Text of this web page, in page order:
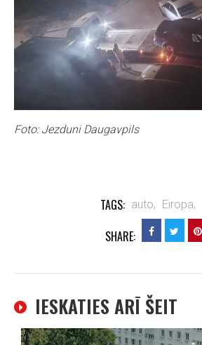
Foto: Jezduni Daugavpils
TAGS: auto, Eiropa,
SHARE:
IESKATIES ARĪ ŠEIT